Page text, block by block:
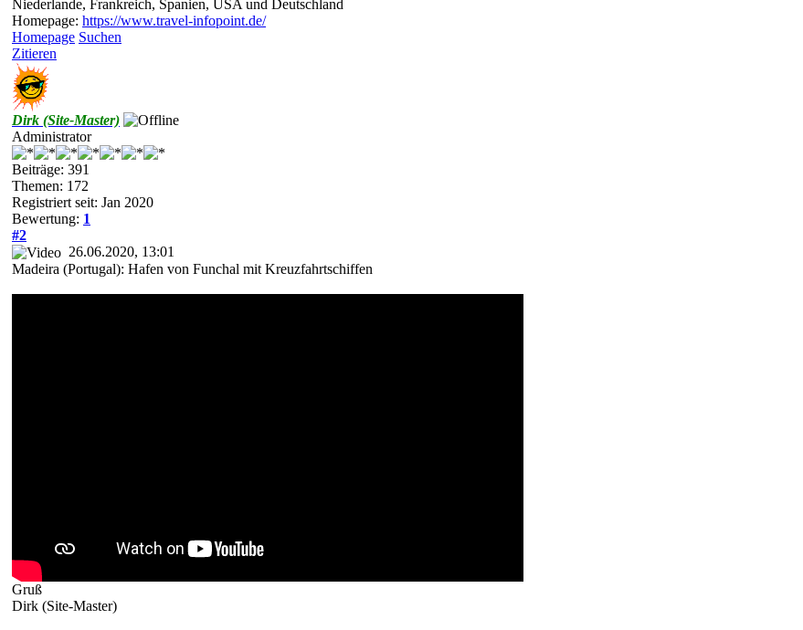
Niederlande, Frankreich, Spanien, USA und Deutschland
Homepage: https://www.travel-infopoint.de/
Homepage Suchen
Zitieren
Dirk (Site-Master)
Administrator
Beiträge: 391
Themen: 172
Registriert seit: Jan 2020
Bewertung: 1
#2
26.06.2020, 13:01
Madeira (Portugal): Hafen von Funchal mit Kreuzfahrtschiffen
Gruß
Dirk (Site-Master)